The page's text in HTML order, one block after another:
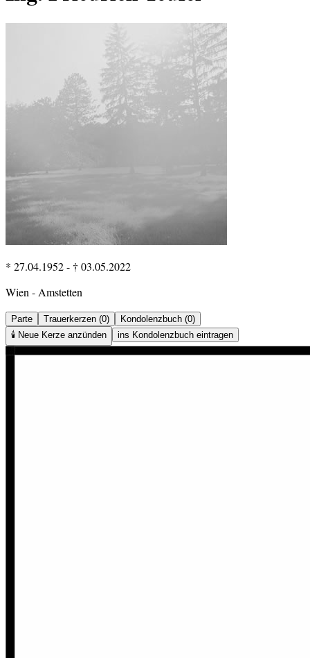
* 27.04.1952- † 03.05.2022
Wien - Amstetten
Parte Trauerkerzen (0)
Kondolenzbuch (0)
🕯️ Neue Kerze anzünden ins Kondolenzbuch eintragen